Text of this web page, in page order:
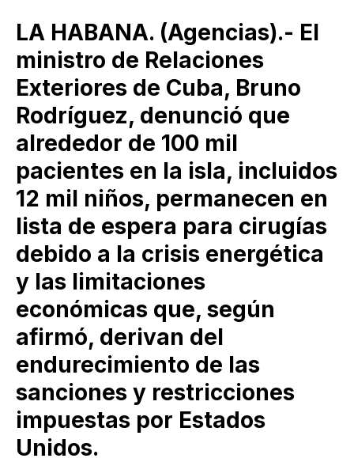
LA HABANA. (Agencias).- El
ministro de Relaciones
Exteriores de Cuba, Bruno
Rodríguez, denunció que
alrededor de 100 mil
pacientes en la isla, incluidos
12 mil niños, permanecen en
lista de espera para cirugías
debido a la crisis energética
y las limitaciones
económicas que, según
afirmó, derivan del
endurecimiento de las
sanciones y restricciones
impuestas por Estados
Unidos.